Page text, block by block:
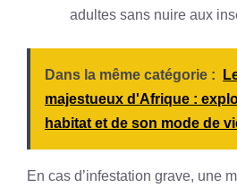
adultes sans nuire aux
Dans la même catégorie :
majestueux d'Afrique :
habitat et de son mode de
En cas d’infestation grave, une